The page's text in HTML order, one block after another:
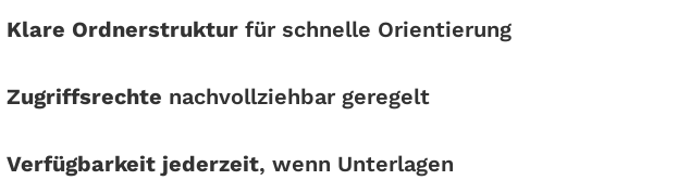
Klare Ordnerstrukturfür schnelle Orientierung
Zugriffsrechte nachvollziehbar geregelt
Verfügbarkeit jederzeit, wenn Unterlagen